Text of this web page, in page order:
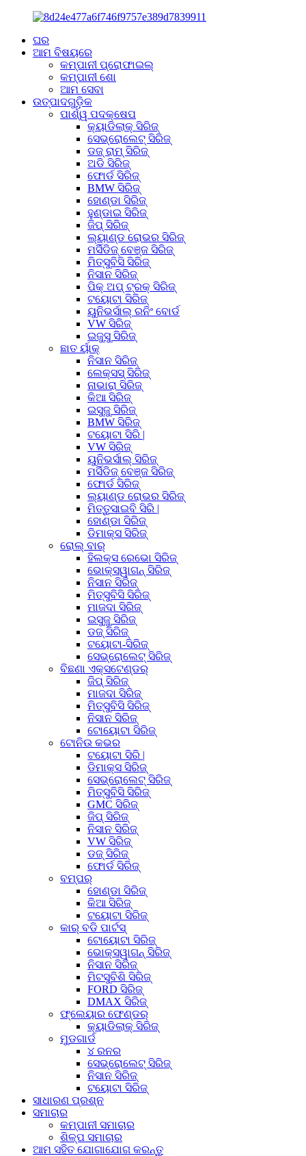
ଘର
ଆମ ବିଷୟରେ
କମ୍ପାନୀ ପ୍ରୋଫାଇଲ୍
କମ୍ପାନୀ ଶୋ
ଆମ ସେବା
ଉତ୍ପାଦଗୁଡ଼ିକ
ପାର୍ଶ୍ୱ ପଦକ୍ଷେପ
କ୍ୟାଡିଲାକ୍ ସିରିଜ୍
ସେଭ୍ରୋଲେଟ୍ ସିରିଜ୍
ଡଜ୍ ରାମ୍ ସିରିଜ୍
ଅଡି ସିରିଜ୍
ଫୋର୍ଡ ସିରିଜ୍
BMW ସିରିଜ୍
ହୋଣ୍ଡା ସିରିଜ୍
ହୁଣ୍ଡାଇ ସିରିଜ୍
ଜିପ୍ ସିରିଜ୍
ଲ୍ୟାଣ୍ଡ ରୋଭର ସିରିଜ୍
ମର୍ସିଡିଜ୍ ବେଞ୍ଜ ସିରିଜ୍
ମିତ୍ସୁବିସି ସିରିଜ୍
ନିସାନ ସିରିଜ୍
ପିକ୍ ଅପ୍ ଟ୍ରକ୍ ସିରିଜ୍
ଟୟୋଟା ସିରିଜ୍
ୟୁନିଭର୍ସାଲ୍ ରନିଂ ବୋର୍ଡ
VW ସିରିଜ୍
ଇଜୁସୁ ସିରିଜ୍
ଛାତ ର୍ୟାକ୍
ନିସାନ ସିରିଜ୍
ଲେକ୍ସସ୍ ସିରିଜ୍
ନାଭାରା ସିରିଜ୍
କିଆ ସିରିଜ୍
ଇସୁଜୁ ସିରିଜ୍
BMW ସିରିଜ୍
ଟୟୋଟା ସିରି |
VW ସିରିଜ୍
ୟୁନିଭର୍ସାଲ୍ ସିରିଜ୍
ମର୍ସିଡିଜ୍ ବେଞ୍ଜ ସିରିଜ୍
ଫୋର୍ଡ ସିରିଜ୍
ଲ୍ୟାଣ୍ଡ ରୋଭର ସିରିଜ୍
ମିତ୍ତୁସାଇବି ସିରି |
ହୋଣ୍ଡା ସିରିଜ୍
ଡିମାକ୍ସ ସିରିଜ୍
ରୋଲ୍ ବାର୍
ହିଲକ୍ସ ରେଭୋ ସିରିଜ୍
ଭୋକ୍ସୱାଗନ୍ ସିରିଜ୍
ନିସାନ ସିରିଜ୍
ମିତ୍ସୁବିସି ସିରିଜ୍
ମାଜଦା ସିରିଜ୍
ଇସୁଜୁ ସିରିଜ୍
ଡଜ୍ ସିରିଜ୍
ଟୟୋଟା-ସିରିଜ୍
ସେଭ୍ରୋଲେଟ୍ ସିରିଜ୍
ବିଛଣା ଏକ୍ସଟେଣ୍ଡର୍
ଜିପ୍ ସିରିଜ୍
ମାଜଦା ସିରିଜ୍
ମିତ୍ସୁବିସି ସିରିଜ୍
ନିସାନ ସିରିଜ୍
ଟୋୟୋଟା ସିରିଜ୍
ଟୋନିଉ କଭର
ଟୟୋଟା ସିରି |
ଡିମାକ୍ସ ସିରିଜ୍
ସେଭ୍ରୋଲେଟ୍ ସିରିଜ୍
ମିତ୍ସୁବିସି ସିରିଜ୍
GMC ସିରିଜ୍
ଜିପ୍ ସିରିଜ୍
ନିସାନ ସିରିଜ୍
VW ସିରିଜ୍
ଡଜ୍ ସିରିଜ୍
ଫୋର୍ଡ ସିରିଜ୍
ବମ୍ପର୍
ହୋଣ୍ଡା ସିରିଜ୍
କିଆ ସିରିଜ୍
ଟୟୋଟା ସିରିଜ୍
କାର୍ ବଡି ପାର୍ଟସ୍
ଟୋୟୋଟା ସିରିଜ୍
ଭୋକ୍ସୱାଗନ୍ ସିରିଜ୍
ନିସାନ ସିରିଜ୍
ମିଟସୁବିଶି ସିରିଜ୍
FORD ସିରିଜ୍
DMAX ସିରିଜ୍
ଫ୍ଲେୟାର ଫେଣ୍ଡର୍
କ୍ୟାଡିଲାକ୍ ସିରିଜ୍
ମୁଡଗାର୍ଡ
୪ ରନର
ସେଭ୍ରୋଲେଟ୍ ସିରିଜ୍
ନିସାନ ସିରିଜ୍
ଟୟୋଟା ସିରିଜ୍
ସାଧାରଣ ପ୍ରଶ୍ନ
ସମାଚାର
କମ୍ପାନୀ ସମାଚାର
ଶିଳ୍ପ ସମାଚାର
ଆମ ସହିତ ଯୋଗାଯୋଗ କରନ୍ତୁ